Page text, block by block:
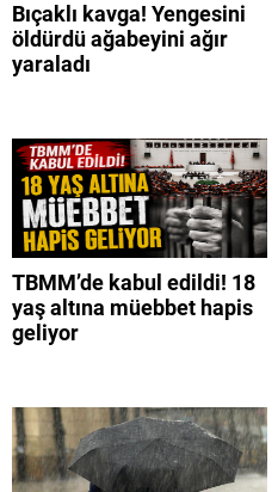
Bıçaklı kavga! Yengesini
öldürdü ağabeyini ağır
yaraladı
TBMM’de kabul edildi! 18
yaş altına müebbet hapis
geliyor